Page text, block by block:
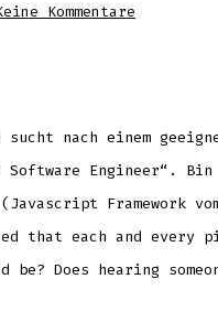
Kommentare
Apple
nach einem
Engineer“.
Framework vom
that each and every
Does hearing